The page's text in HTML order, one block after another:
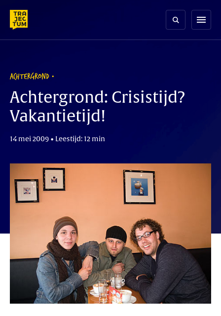
content
menu
ACHTERGROND
Achtergrond: Crisistijd?
Vakantietijd!
14 mei 2009 • Leestijd: 12 min